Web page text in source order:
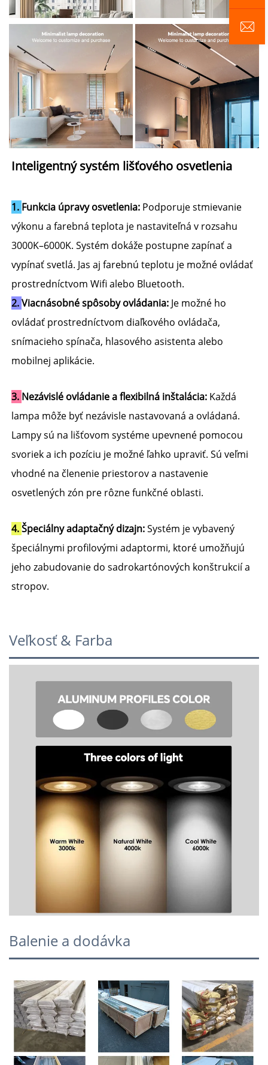
Inteligentný systém lišťového osvetlenia
1. Funkcia úpravy osvetlenia: Podporuje stmievanie
výkonu a farebná teplota je nastaviteľná v rozsahu
3000K–6000K. Systém dokáže postupne zapínať a
vypínať svetlá. Jas aj farebnú teplotu je možné ovládať
prostredníctvom Wifi alebo Bluetooth.
2. Viacnásobné spôsoby ovládania: Je možné ho
ovládať prostredníctvom diaľkového ovládača,
snímacieho spínača, hlasového asistenta alebo
mobilnej aplikácie.
3. Nezávislé ovládanie a flexibilná inštalácia: Každá
lampa môže byť nezávisle nastavovaná a ovládaná.
Lampy sú na lišťovom systéme upevnené pomocou
svoriek a ich pozíciu je možné ľahko upraviť. Sú veľmi
vhodné na členenie priestorov a nastavenie
osvetlených zón pre rôzne funkčné oblasti.
4. Špeciálny adaptačný dizajn: Systém je vybavený
špeciálnymi profilovými adaptormi, ktoré umožňujú
jeho zabudovanie do sadrokartónových konštrukcií a
stropov.
Veľkosť & Farba
Balenie a dodávka